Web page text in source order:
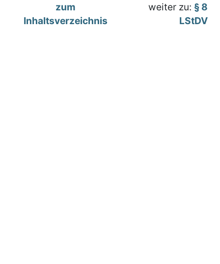
zum
Inhaltsverzeichnis
weiter zu: § 8
LStDV